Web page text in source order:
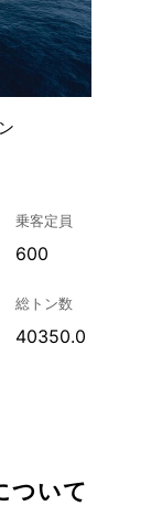
乗客定員
600
総トン数
40350.0
ついて